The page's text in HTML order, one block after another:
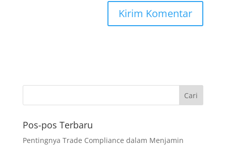
Pos-pos Terbaru
Pentingnya Trade Compliance dalam Menjamin